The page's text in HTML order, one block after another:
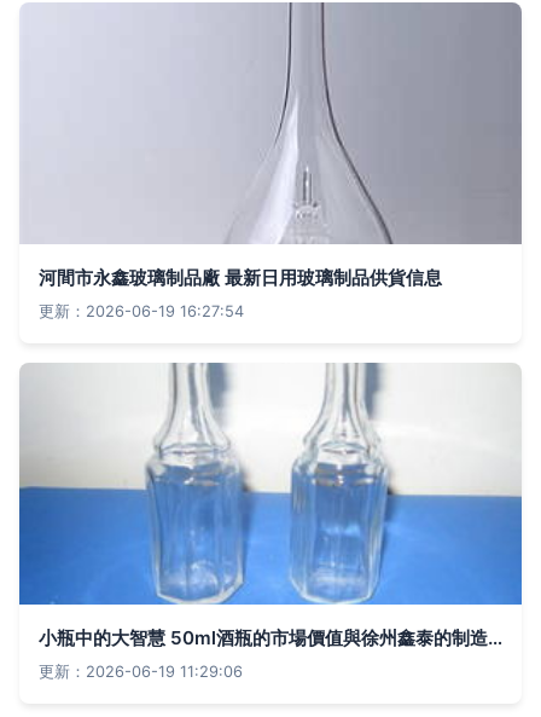
河間市永鑫玻璃制品廠 最新日用玻璃制品供貨信息
更新：2026-06-19 16:27:54
小瓶中的大智慧 50ml酒瓶的市場價值與徐州鑫泰的制造實力
更新：2026-06-19 11:29:06